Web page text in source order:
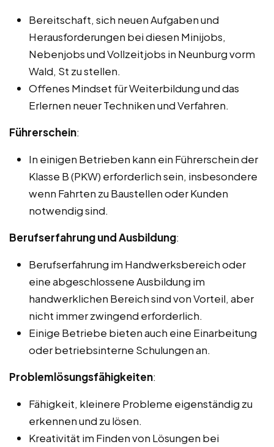
Bereitschaft, sich neuen Aufgaben und
Herausforderungen bei diesen Minijobs,
Nebenjobs und Vollzeitjobs in Neunburg vorm
Wald, St zu stellen.
Offenes Mindset für Weiterbildung und das
Erlernen neuer Techniken und Verfahren.
Führerschein:
In einigen Betrieben kann ein Führerschein der
Klasse B (PKW) erforderlich sein, insbesondere
wenn Fahrten zu Baustellen oder Kunden
notwendig sind.
Berufserfahrung und Ausbildung:
Berufserfahrung im Handwerksbereich oder
eine abgeschlossene Ausbildung im
handwerklichen Bereich sind von Vorteil, aber
nicht immer zwingend erforderlich.
Einige Betriebe bieten auch eine Einarbeitung
oder betriebsinterne Schulungen an.
Problemlösungsfähigkeiten:
Fähigkeit, kleinere Probleme eigenständig zu
erkennen und zu lösen.
Kreativität im Finden von Lösungen bei